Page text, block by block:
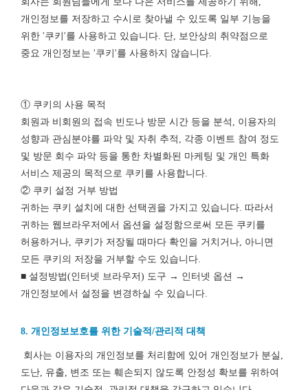
개인정보를 저장하고 수시로 찾아낼 수 있도록 일부 기능을
위한 '쿠키'를 사용하고 있습니다. 단, 보안상의 취약점으로
중요 개인정보는 '쿠키'를 사용하지 않습니다.
① 쿠키의 사용 목적
회원과 비회원의 접속 빈도나 방문 시간 등을 분석, 이용자의
성향과 관심분야를 파악 및 자취 추적, 각종 이벤트 참여 정도
및 방문 회수 파악 등을 통한 차별화된 마케팅 및 개인 특화
서비스 제공의 목적으로 쿠키를 사용합니다.
② 쿠키 설정 거부 방법
귀하는 쿠키 설치에 대한 선택권을 가지고 있습니다. 따라서
귀하는 웹브라우저에서 옵션을 설정함으로써 모든 쿠키를
허용하거나, 쿠키가 저장될 때마다 확인을 거치거나, 아니면
모든 쿠키의 저장을 거부할 수도 있습니다.
■ 설정방법(인터넷 브라우저) 도구 → 인터넷 옵션 →
개인정보에서 설정을 변경하실 수 있습니다.
8. 개인정보보호를 위한 기술적/관리적 대책
회사는 이용자의 개인정보를 처리함에 있어 개인정보가 분실,
도난, 유출, 변조 또는 훼손되지 않도록 안정성 확보를 위하여